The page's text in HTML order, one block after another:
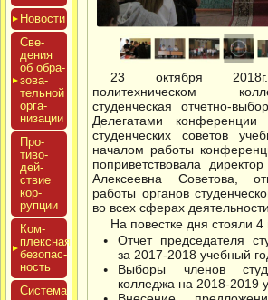
Новос­ти
Све­
дения
об об­ра­
зова­
тель­ной
ор­га­
низа­ции
Про­
тиво­
дей­
ствие
кор­
рупции
Ком­
плексная
бе­зопас­
ность
Сис­те­ма
23 октября
политехническом
студенческая отчетно-
Делегатами
студенческих советов
началом работы
поприветствовала
Алексеевна Советова,
работы органов
во всех сферах
На повестке дня стояли 4
Отчет председателя
за 2017-2018 учебный
Выборы членов
колледжа на 2018-2019